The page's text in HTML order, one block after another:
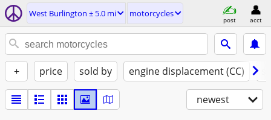
West Burlington ± 5.0 mi motorcycles
post acct
+ price sold by engine displacement (CC)
newest